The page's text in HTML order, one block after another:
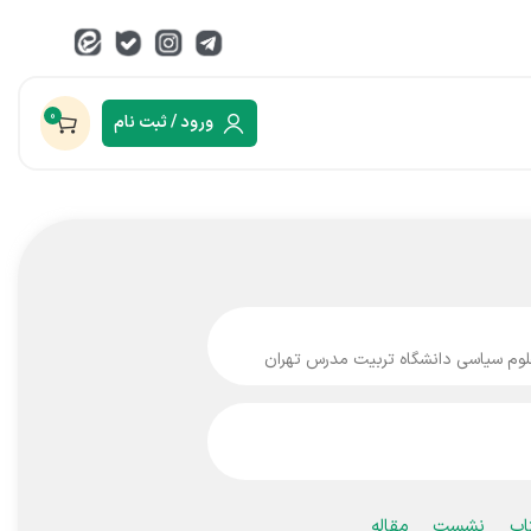
ورود / ثبت نام 0
سیاسی دانشگاه تربیت مدرس تهران